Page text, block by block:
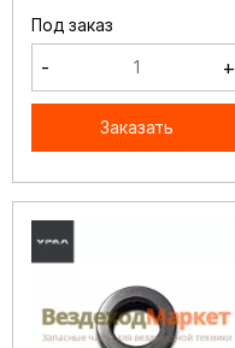
Под заказ
- +
Заказать